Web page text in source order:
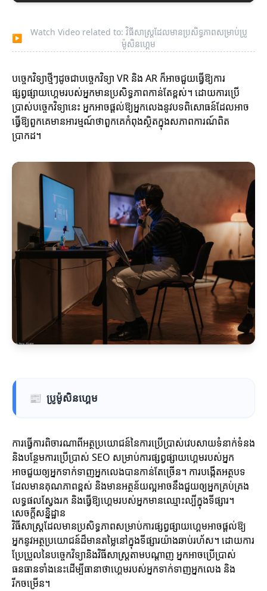
▶
Watch Video related to: វិធីសាស្ត្រដែលមានប្រសិទ្ធភាពសម្រាប់ប្រូ
ម៉ូសិនហ្គេម
បច្ចេកវិទ្យាថ្មីៗដូចជាបច្ចេកវិទ្យា VR និង AR ក៏អាចជួយធ្វើឱ្យការ
ផ្សព្វផ្សាយហ្គេមរបស់អ្នកមានប្រសិទ្ធភាពកាន់តែខ្ពស់។ ដោយការប្រើ
ប្រាស់បច្ចេកវិទ្យានេះ អ្នកអាចផ្តល់ឱ្យអ្នកលេងនូវបទពិសោធន៍ដែលអាច
ធ្វើឱ្យពួកគេមានអារម្មណ៍ថាពួកគេកំពុងស្ថិតក្នុងសភាពការណ៍ពិត
ប្រាកដ។
📰 ប្រូម៉ូសិនហ្គេម
ការធ្វើការពិចារណាពីអត្ថប្រយោជន៍នៃការប្រើប្រាស់វេបសាយទំនាក់ទំនង
និងបន្ថែមការប្រើប្រាស់ SEO សម្រាប់ការផ្សព្វផ្សាយហ្គេមរបស់អ្នក
អាចជួយឲ្យអ្នកទាក់ទាញអ្នកលេងបានកាន់តែច្រើន។ ការបង្កើតអត្ថបទ
ដែលមានគុណភាពខ្ពស់ និងមានអត្ថន័យល្អអាចនឹងជួយឲ្យអ្នកគ្រប់គ្រង
លទ្ធផលស្វែងរក និងធ្វើឱ្យហ្គេមរបស់អ្នកមានឈ្មោះល្បីក្នុងទីផ្សារ។
សេចក្តីសន្និដ្ឋាន
វិធីសាស្ត្រដែលមានប្រសិទ្ធភាពសម្រាប់ការផ្សព្វផ្សាយហ្គេមអាចផ្តល់ឱ្យ
អ្នកនូវអត្ថប្រយោជន៍ដ៏មានតម្លៃនៅក្នុងទីផ្សារយ៉ាងឆាប់រហ័ស។ ដោយការ
ប្រែប្រួលនៃបច្ចេកវិទ្យានិងវិធីសាស្ត្រតាមបណ្តាញ អ្នកអាចប្រើប្រាស់
ធនធានទាំងនេះដើម្បីធានាថាហ្គេមរបស់អ្នកទាក់ទាញអ្នកលេង និង
រីកចម្រើន។